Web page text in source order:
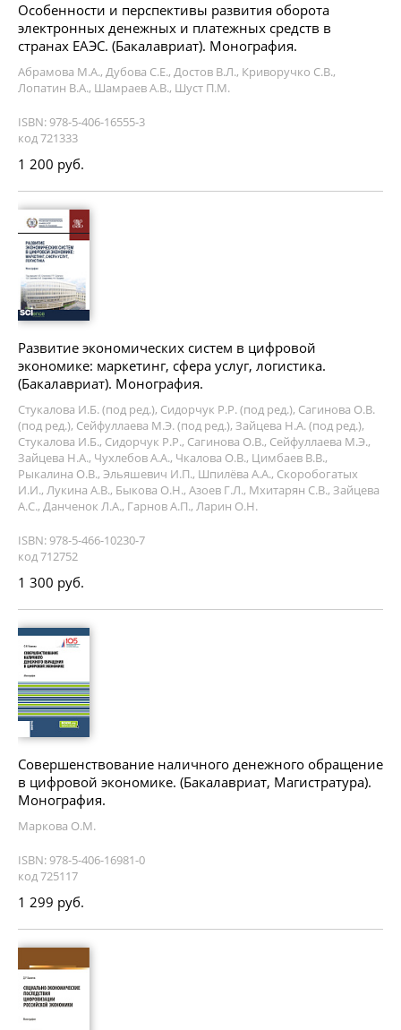
Особенности и перспективы развития оборота
электронных денежных и платежных средств в
странах ЕАЭС. (Бакалавриат). Монография.
Абрамова М.А., Дубова С.Е., Достов В.Л., Криворучко С.В.,
Лопатин В.А., Шамраев А.В., Шуст П.М.
ISBN: 978-5-406-16555-3
код 721333
1 200 руб.
Развитие экономических систем в цифровой
экономике: маркетинг, сфера услуг, логистика.
(Бакалавриат). Монография.
Стукалова И.Б. (под ред.), Сидорчук Р.Р. (под ред.), Сагинова О.В.
(под ред.), Сейфуллаева М.Э. (под ред.), Зайцева Н.А. (под ред.),
Стукалова И.Б., Сидорчук Р.Р., Сагинова О.В., Сейфуллаева М.Э.,
Зайцева Н.А., Чухлебов А.А., Чкалова О.В., Цимбаев В.В.,
Рыкалина О.В., Эльяшевич И.П., Шпилёва А.А., Скоробогатых
И.И., Лукина А.В., Быкова О.Н., Азоев Г.Л., Мхитарян С.В., Зайцева
А.С., Данченок Л.А., Гарнов А.П., Ларин О.Н.
ISBN: 978-5-466-10230-7
код 712752
1 300 руб.
Совершенствование наличного денежного обращение
в цифровой экономике. (Бакалавриат, Магистратура).
Монография.
Маркова О.М.
ISBN: 978-5-406-16981-0
код 725117
1 299 руб.